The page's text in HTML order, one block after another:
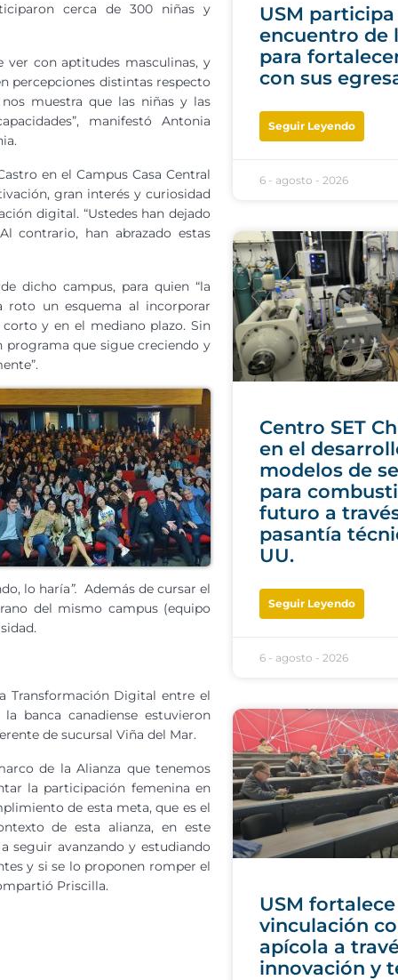
cerca de 300 niñas y
ver con aptitudes masculinas, y
percepciones distintas respecto
muestra que las niñas y las
manifestó Antonia
en el Campus Casa Central
gran interés y curiosidad
digital. “Ustedes han dejado
contrario, han abrazado estas
dicho campus, para quien “la
roto un esquema al incorporar
y en el mediano plazo. Sin
programa que sigue creciendo y
lo haría”. Además de cursar el
del mismo campus (equipo
Transformación Digital entre el
banca canadiense estuvieron
de sucursal Viña del Mar.
de la Alianza que tenemos
la participación femenina en
de esta meta, que es el
de esta alianza, en este
seguir avanzando y estudiando
y si se lo proponen romper el
Priscilla.
USM participa
encuentro de
para
con sus
Seguir Leyendo
6 - agosto - 2026
Centro SET
en el
modelos de
para
futuro a
pasantía
UU.
Seguir Leyendo
6 - agosto - 2026
USM
vinculación
apícola a
innovación y